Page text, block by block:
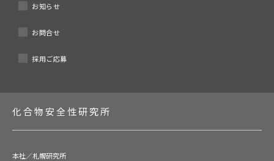
お知らせ
お問合せ
採用ご応募
化合物安全性研究所
本社／札幌研究所